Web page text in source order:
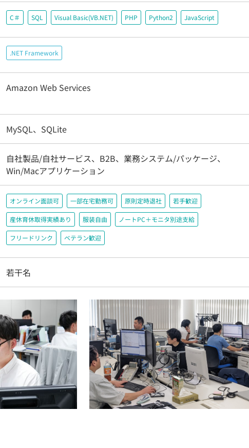
C＃ SQL Visual Basic(VB.NET) PHP Python2 JavaScript
.NET Framework
Amazon Web Services
MySQL、SQLite
自社製品/自社サービス、B2B、業務システム/パッケージ、
Win/Macアプリケーション
オンライン面談可 一部在宅勤務可 原則定時退社 若手歓迎
産休育休取得実績あり 服装自由 ノートPC＋モニタ別途支給
フリードリンク ベテラン歓迎
若干名